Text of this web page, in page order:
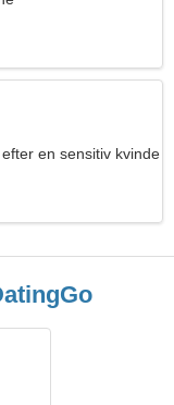
en sensitiv kvinde